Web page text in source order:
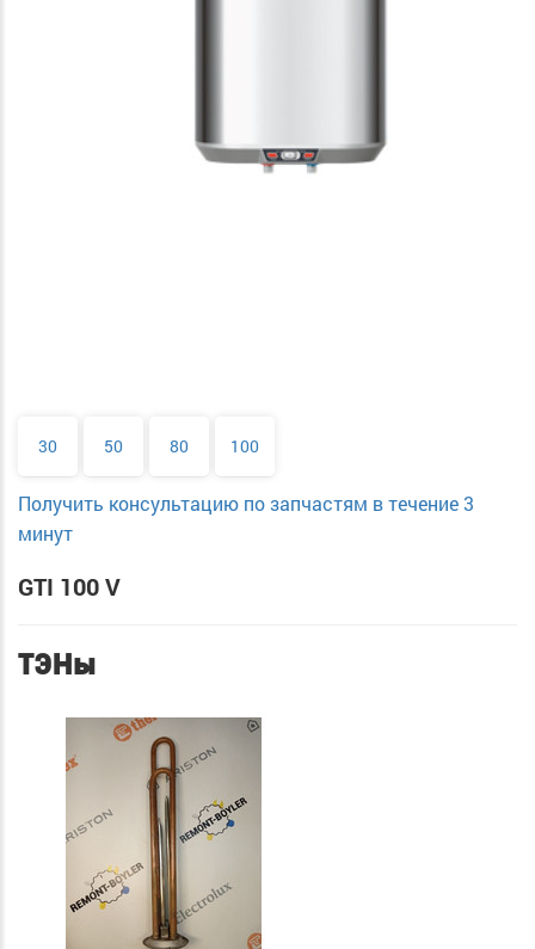
30 50 80 100
Получить консультацию по запчастям в течение 3
минут
GTI 100 V
ТЭНы